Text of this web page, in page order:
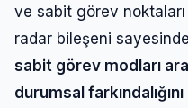
ve sabit görev
radar bileşeni
sabit görev modları
durumsal